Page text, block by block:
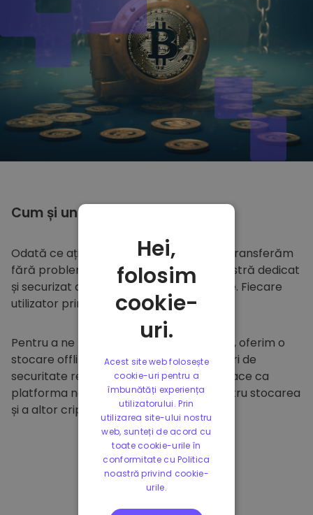
Cum și unde să
Odată ce ați cumpărat peKriptomat
, îl transferăm
fără probleme în portofelul dumneavoastră dedicat
și securizat din cadrul platformei noastre. Fiecare
utilizator primește un portofel individual.
Pentru a ne proteja clienții și fondurile lor, oferim o
stocare offline sigură și efectuăm audituri de
securitate regulate. Această abordare face ca
platforma noastră să fie un paradis pentru stocarea
și a altor criptomonede.
Hei,
folosim
cookie-
uri.
Acest site web folosește
cookie-uri pentru a
îmbunătăți experiența
utilizatorului. Prin
utilizarea site-ului nostru
web, sunteți de acord cu
toate cookie-urile în
conformitate cu Politica
noastră privind cookie-
urile.